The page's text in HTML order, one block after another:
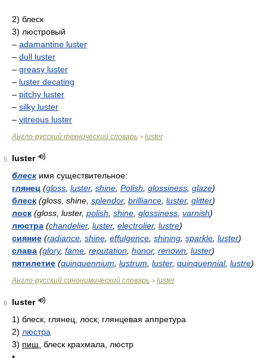
2) блеск
3) люстровый
– adamantine luster
– dull luster
– greasy luster
– luster decating
– pitchy luster
– silky luster
– vitreous luster
Англо-русский технический словарь > luster
5
luster
блеск имя существительное:
глянец (gloss luster, shine Polish glossiness glaze)
блеск (gloss, shine, splendor, brilliance luster, glitter)
лоск (gloss, luster, polish shine glossiness varnish)
люстра (chandelier, luster, electrolier, lustre)
сияние (radiance shine effulgence shining sparkle luster)
слава (glory, fame reputation honor, renown luster)
пятилетие (quinquennium lustrum luster, quinquennial, lustre)
Англо-русский синонимический словарь > luster
6
luster
1) блеск, глянец, лоск; глянцевая аппретура
2) люстра
3) пищ. блеск крахмала, люстр